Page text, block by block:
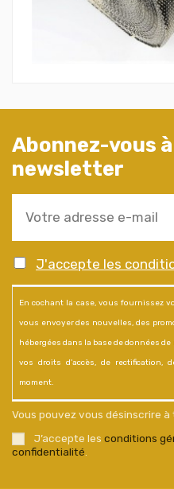
Abonnez-vous
newsletter
J'accepte les
En cochant la case, vous fournissez
vous envoyer des nouvelles, des
hébergées dans la base de données
vos droits d'accès, de rectification,
moment.
Vous pouvez vous désinscrire à
J’accepte les conditions
confidentialité.